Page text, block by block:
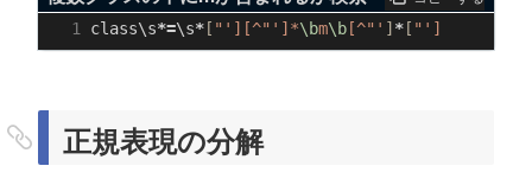
class\s*=\s* [ "'][^" ']*\bm\b [^"' ] * [ "']
正規表現の分解